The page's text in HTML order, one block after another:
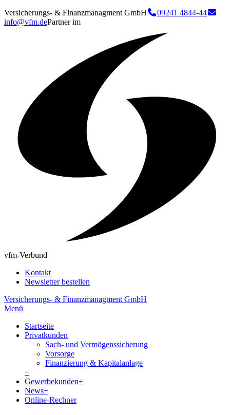
Versicherungs- & Finanzmanagment GmbH
09241 4844-44
info@vfm.dePartner im
vfm-Verbund
Kontakt
Newsletter bestellen
Versicherungs- & Finanzmanagment GmbH
Menü
Startseite
Privatkunden
Sach- und Vermögenssicherung
Vorsorge
Finanzierung & Kapitalanlage
+
Gewerbekunden+
News+
Online-Rechner